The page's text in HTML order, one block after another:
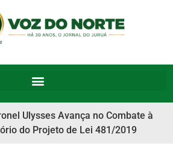
Ulysses Avança no Combate à
do Projeto de Lei 481/2019